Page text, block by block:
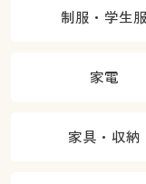
制服・学生服
家電
家具・収納